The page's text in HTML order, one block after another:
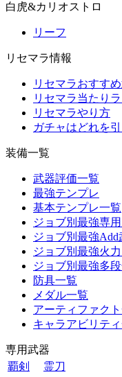
白虎&カリオストロ
リーフ
リセマラ情報
リセマラおすす
リセマラ当たり
リセマラやり方
ガチャはどれを引
装備一覧
武器評価一覧
最強テンプレ
基本テンプレ一覧
ジョブ別最強専
ジョブ別最強
ジョブ別最強火
ジョブ別最強多
防具一覧
メダル一覧
アーティファク
キャラアビリテ
専用武器
覇剣
霊刀